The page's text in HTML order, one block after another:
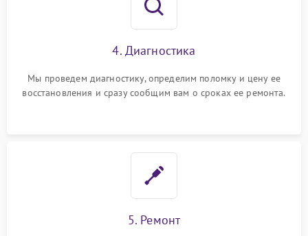
4. Диагностика
Мы проведем диагностику, определим поломку и цену ее
восстановления и сразу сообщим вам о сроках ее ремонта.
5. Ремонт